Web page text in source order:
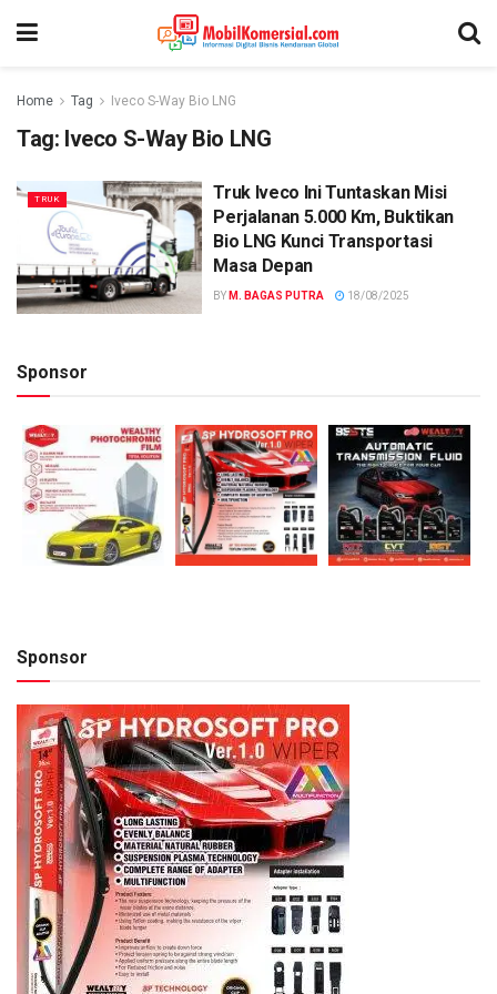
Home Tag Iveco S-Way Bio LNG
Tag: Iveco S-Way Bio LNG
TRUK
Truk Iveco Ini Tuntaskan Misi
Perjalanan 5.000 Km, Buktikan
Bio LNG Kunci Transportasi
Masa Depan
BY M. BAGAS PUTRA 18/08/2025
Sponsor
Sponsor